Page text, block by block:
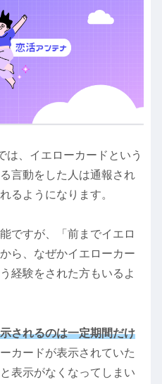
は、イエローカードという
言動をした人は通報され
るようになります。
ですが、「前までイエロ
ら、なぜかイエローカー
経験をされた方もいるよ
されるのは一定期間だけ
カードが表示されていた
表示がなくなってしまい